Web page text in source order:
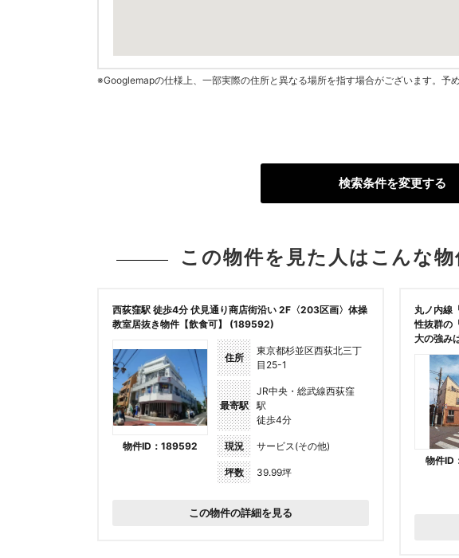
※Googlemapの仕様上、一部実際の住所と異なる場所を指す場合がございます。予め
検索条件を変更する
この物件を見た人はこんな
西荻窪駅 徒歩4分 伏見通り商店街沿い 2F〈203区画〉体操
教室居抜き物件【飲食可】 (189592)
物件ID：189592
住所
東京都杉並区西荻北三丁
目25-1
最寄駅
JR中央・総武線西荻窪
駅
徒歩4分
現況 サービス(その他)
坪数 39.99坪
この物件の詳細を見る
丸ノ内線
性抜群の
大の強み
物件ID